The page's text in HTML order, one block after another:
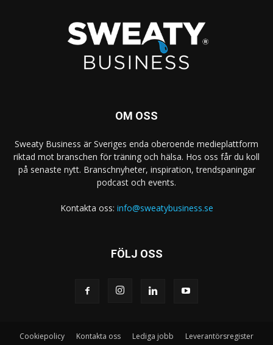
OM OSS
Sweaty Business är Sveriges enda oberoende medieplattform
riktad mot branschen för träning och hälsa. Hos oss får du koll
på senaste nytt. Branschnyheter, inspiration, trendspaningar
podcast och events.
Kontakta oss: info@sweatybusiness.se
FÖLJ OSS
Cookiepolicy Kontakta oss Lediga jobb Leverantörsregister